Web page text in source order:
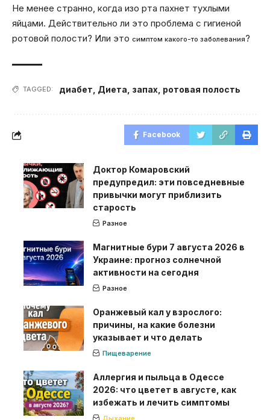
Не менее странно, когда изо рта пахнет тухлыми
яйцами. Действительно ли это проблема с гигиеной
ротовой полости? Или это симптом какого-то заболевания?
TAGGED: диабет Диета запах ротовая полость
Facebook
Доктор Комаровский
предупредил: эти повседневные
привычки могут приблизить
старость
Разное
Магнитные бури 7 августа 2026 в
Украине: прогноз солнечной
активности на сегодня
Разное
Оранжевый кал у взрослого:
причины, на какие болезни
указывает и что делать
Пищеварение
Аллергия и пыльца в Одессе
2026: что цветет в августе, как
избежать и лечить симптомы